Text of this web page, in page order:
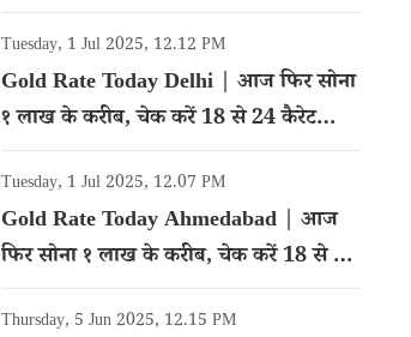
गोल्ड का रेट
Tuesday, 1 Jul 2025, 12.12 PM
Gold Rate Today Delhi | आज फिर सोना
१ लाख के करीब, चेक करें 18 से 24 कैरेट
गोल्ड का रेट
Tuesday, 1 Jul 2025, 12.07 PM
Gold Rate Today Ahmedabad | आज
फिर सोना १ लाख के करीब, चेक करें 18 से 24
कैरेट गोल्ड का रेट
Thursday, 5 Jun 2025, 12.15 PM